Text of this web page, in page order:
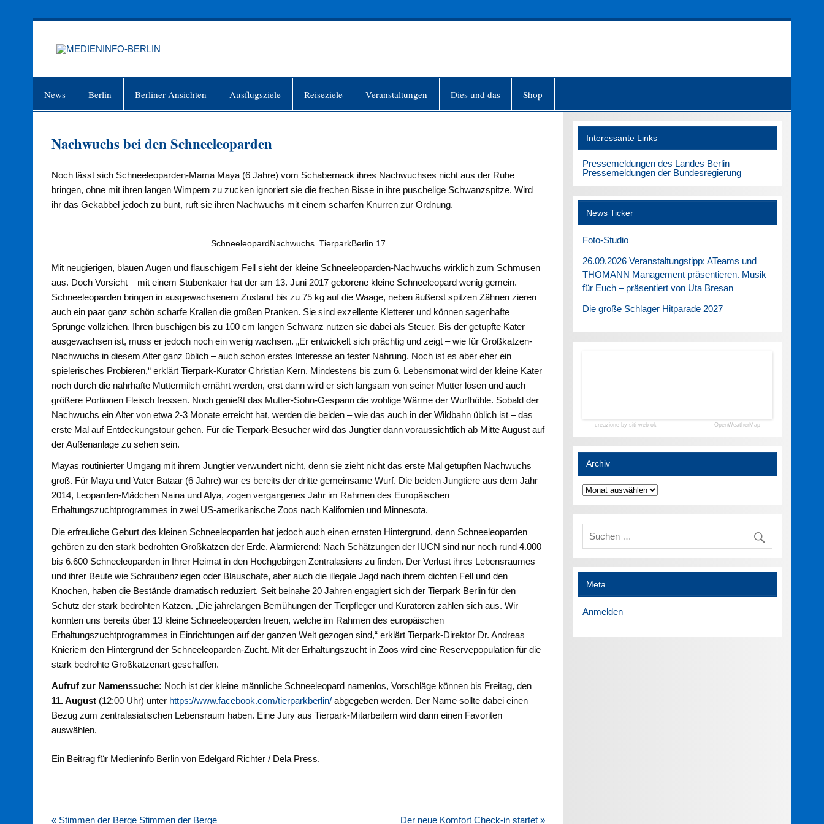
News Berlin Berliner Ansichten Ausflugsziele Reiseziele Veranstaltungen Dies und das Shop
Nachwuchs bei den Schneeleoparden
Noch lässt sich Schneeleoparden-Mama Maya (6 Jahre) vom Schabernack ihres Nachwuchses nicht aus der Ruhe
bringen, ohne mit ihren langen Wimpern zu zucken ignoriert sie die frechen Bisse in ihre puschelige Schwanzspitze. Wird
ihr das Gekabbel jedoch zu bunt, ruft sie ihren Nachwuchs mit einem scharfen Knurren zur Ordnung.
SchneeleopardNachwuchs_TierparkBerlin 17
Mit neugierigen, blauen Augen und flauschigem Fell sieht der kleine Schneeleoparden-Nachwuchs wirklich zum Schmusen
aus. Doch Vorsicht – mit einem Stubenkater hat der am 13. Juni 2017 geborene kleine Schneeleopard wenig gemein.
Schneeleoparden bringen in ausgewachsenem Zustand bis zu 75 kg auf die Waage, neben äußerst spitzen Zähnen zieren
auch ein paar ganz schön scharfe Krallen die großen Pranken. Sie sind exzellente Kletterer und können sagenhafte
Sprünge vollziehen. Ihren buschigen bis zu 100 cm langen Schwanz nutzen sie dabei als Steuer. Bis der getupfte Kater
ausgewachsen ist, muss er jedoch noch ein wenig wachsen. „Er entwickelt sich prächtig und zeigt – wie für Großkatzen-
Nachwuchs in diesem Alter ganz üblich – auch schon erstes Interesse an fester Nahrung. Noch ist es aber eher ein
spielerisches Probieren,“ erklärt Tierpark-Kurator Christian Kern. Mindestens bis zum 6. Lebensmonat wird der kleine Kater
noch durch die nahrhafte Muttermilch ernährt werden, erst dann wird er sich langsam von seiner Mutter lösen und auch
größere Portionen Fleisch fressen. Noch genießt das Mutter-Sohn-Gespann die wohlige Wärme der Wurfhöhle. Sobald der
Nachwuchs ein Alter von etwa 2-3 Monate erreicht hat, werden die beiden – wie das auch in der Wildbahn üblich ist – das
erste Mal auf Entdeckungstour gehen. Für die Tierpark-Besucher wird das Jungtier dann voraussichtlich ab Mitte August auf
der Außenanlage zu sehen sein.
Mayas routinierter Umgang mit ihrem Jungtier verwundert nicht, denn sie zieht nicht das erste Mal getupften Nachwuchs
groß. Für Maya und Vater Bataar (6 Jahre) war es bereits der dritte gemeinsame Wurf. Die beiden Jungtiere aus dem Jahr
2014, Leoparden-Mädchen Naina und Alya, zogen vergangenes Jahr im Rahmen des Europäischen
Erhaltungszuchtprogrammes in zwei US-amerikanische Zoos nach Kalifornien und Minnesota.
Die erfreuliche Geburt des kleinen Schneeleoparden hat jedoch auch einen ernsten Hintergrund, denn Schneeleoparden
gehören zu den stark bedrohten Großkatzen der Erde. Alarmierend: Nach Schätzungen der IUCN sind nur noch rund 4.000
bis 6.600 Schneeleoparden in Ihrer Heimat in den Hochgebirgen Zentralasiens zu finden. Der Verlust ihres Lebensraumes
und ihrer Beute wie Schraubenziegen oder Blauschafe, aber auch die illegale Jagd nach ihrem dichten Fell und den
Knochen, haben die Bestände dramatisch reduziert. Seit beinahe 20 Jahren engagiert sich der Tierpark Berlin für den
Schutz der stark bedrohten Katzen. „Die jahrelangen Bemühungen der Tierpfleger und Kuratoren zahlen sich aus. Wir
konnten uns bereits über 13 kleine Schneeleoparden freuen, welche im Rahmen des europäischen
Erhaltungszuchtprogrammes in Einrichtungen auf der ganzen Welt gezogen sind,“ erklärt Tierpark-Direktor Dr. Andreas
Knieriem den Hintergrund der Schneeleoparden-Zucht. Mit der Erhaltungszucht in Zoos wird eine Reservepopulation für die
stark bedrohte Großkatzenart geschaffen.
Aufruf zur Namenssuche: Noch ist der kleine männliche Schneeleopard namenlos, Vorschläge können bis Freitag, den
11. August (12:00 Uhr) unter https://www.facebook.com/tierparkberlin/ abgegeben werden. Der Name sollte dabei einen
Bezug zum zentralasiatischen Lebensraum haben. Eine Jury aus Tierpark-Mitarbeitern wird dann einen Favoriten
auswählen.
Ein Beitrag für Medieninfo Berlin von Edelgard Richter / Dela Press.
Beitragsnavigation
« Stimmen der Berge Stimmen der Berge Der neue Komfort Check-in startet »
Interessante Links
Pressemeldungen des Landes Berlin
Pressemeldungen der Bundesregierung
News Ticker
Foto-Studio
26.09.2026 Veranstaltungstipp: ATeams und
THOMANN Management präsentieren. Musik
für Euch – präsentiert von Uta Bresan
Die große Schlager Hitparade 2027
creazione by siti web ok OpenWeatherMap
Archiv
Archiv
Meta
Anmelden